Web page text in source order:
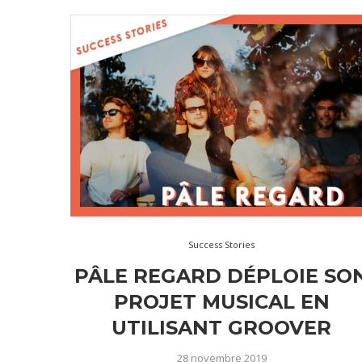
Success Stories
PÂLE REGARD DÉPLOIE
PROJET MUSICAL EN
UTILISANT GROOVER
28 novembre 2019